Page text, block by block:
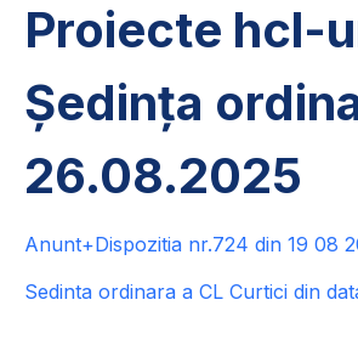
Proiecte hcl-
Ședința
26.08.2025
Anunt+Dispozitia nr.724 din 19 08
Sedinta ordinara a CL Curtici din